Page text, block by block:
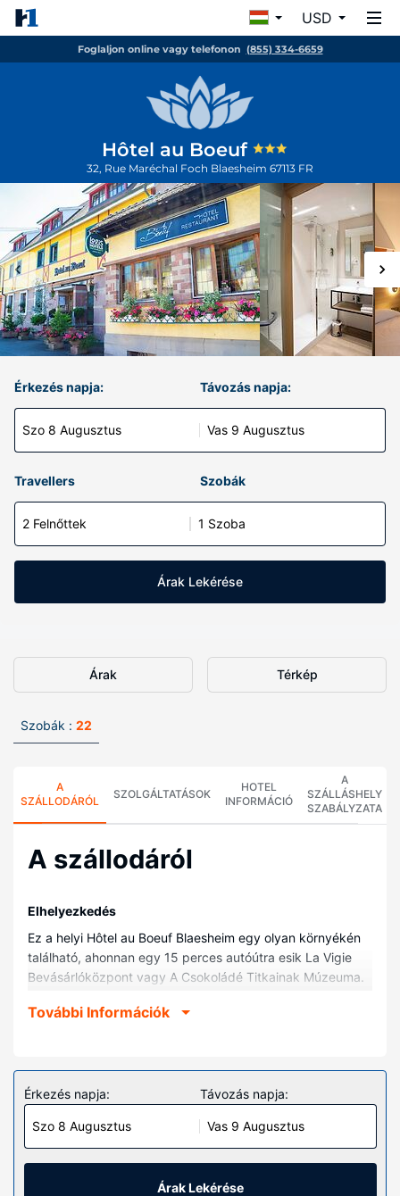
USD
Foglaljon online vagy telefonon (855) 334-6659
Hôtel au Boeuf
32, Rue Maréchal Foch Blaesheim 67113 FR
Érkezés napja:
Szo 8 Augusztus
Távozás napja:
Vas 9 Augusztus
Travellers Szobák
2 Felnőttek 1 Szoba
Árak Lekérése
Árak Térkép
Szobák : 22
A
SZÁLLODÁRÓL
SZOLGÁLTATÁSOK
HOTEL
INFORMÁCIÓ
A
SZÁLLÁSHELY
SZABÁLYZATA
A szállodáról
Elhelyezkedés
Ez a helyi Hôtel au Boeuf Blaesheim egy olyan környékén
található, ahonnan egy 15 perces autóútra esik La Vigie
Bevásárlóközpont vagy A Csokoládé Titkainak Múzeuma.
székesegyház, ill. 18,3 km-re Vasútállomás tér
Helyezze magát kényelembe a(z) 22 szoba egyikében,
melyekben minibár és kávéfőzők is található. A vezetékes
és vezeték nélküli internetkapcsolat ingyenes, továbbá 55
hüvelyk képátmérőjű méretű síkképernyős televízió és
kábelcsatornák gondoskodnak a szórakozásról. A(z)
privát fürdőszoba (kizárólag azok, melyekben van
További Információk
Érkezés napja:
Szo 8 Augusztus
Távozás napja:
Vas 9 Augusztus
Árak Lekérése